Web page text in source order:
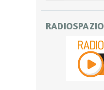
RADIOSPAZIO